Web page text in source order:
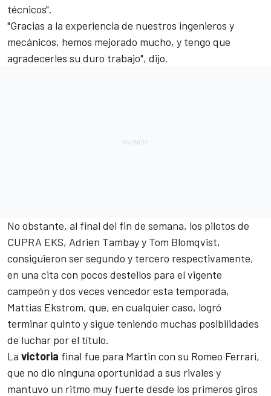
técnicos".
"Gracias a la experiencia de nuestros ingenieros y
mecánicos, hemos mejorado mucho, y tengo que
agradecerles su duro trabajo", dijo.
No obstante, al final del fin de semana, los pilotos de
CUPRA EKS, Adrien Tambayy Tom Blomqvist,
consiguieron ser segundo y tercero respectivamente,
en una cita con pocos destellos para el vigente
campeón y dos veces vencedor esta temporada,
Mattias Ekstrom, que, en cualquier caso, logró
terminar quinto y sigue teniendo muchas posibilidades
de luchar por el título.
La victoria final fue para Martin con su Romeo Ferrari,
que no dio ninguna oportunidad a sus rivales y
mantuvo un ritmo muy fuerte desde los primeros giros